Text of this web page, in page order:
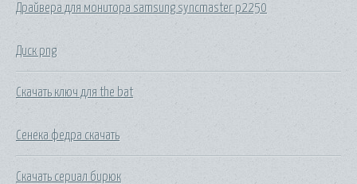
Драйвера для монитора samsung syncmaster p2250
Диск png
Скачать ключ для the bat
Сенека федра скачать
Скачать сериал бирюк